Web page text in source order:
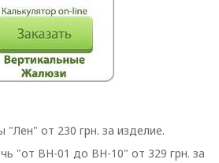
от 230 грн. за изделие.
"от BH-01 до BH-10" от 329 грн. за